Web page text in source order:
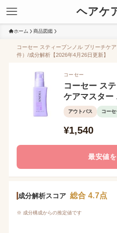
ヘアケ
ホーム 商品図鑑
コーセー スティーブンノル ブリーチケ
件）/成分解析【2026年4月26日更新】
コーセー
コーセー ス
ケアマスター
アウトバス コーセ
¥1,540
最安値
成分解析スコア 総合 4.7点
※ 成分構成からの推定値です